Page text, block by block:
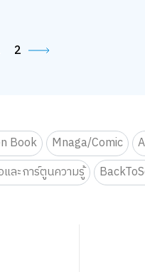
2
Book Mnaga/Comic
ละการ์ตูนความรู้